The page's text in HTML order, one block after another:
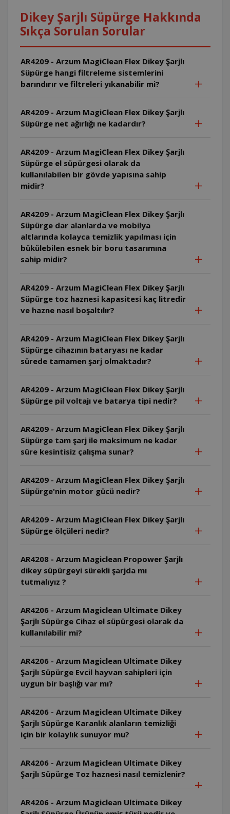
Dikey Şarjlı Süpürge Hakkında
Sıkça Sorulan Sorular
AR4209 - Arzum MagiClean Flex Dikey Şarjlı
Süpürge hangi filtreleme sistemlerini
barındırır ve filtreleri yıkanabilir mi?
AR4209 - Arzum MagiClean Flex Dikey Şarjlı
Süpürge net ağırlığı ne kadardır?
AR4209 - Arzum MagiClean Flex Dikey Şarjlı
Süpürge el süpürgesi olarak da
kullanılabilen bir gövde yapısına sahip
midir?
AR4209 - Arzum MagiClean Flex Dikey Şarjlı
Süpürge dar alanlarda ve mobilya
altlarında kolayca temizlik yapılması için
bükülebilen esnek bir boru tasarımına
sahip midir?
AR4209 - Arzum MagiClean Flex Dikey Şarjlı
Süpürge toz haznesi kapasitesi kaç litredir
ve hazne nasıl boşaltılır?
AR4209 - Arzum MagiClean Flex Dikey Şarjlı
Süpürge cihazının bataryası ne kadar
sürede tamamen şarj olmaktadır?
AR4209 - Arzum MagiClean Flex Dikey Şarjlı
Süpürge pil voltajı ve batarya tipi nedir?
AR4209 - Arzum MagiClean Flex Dikey Şarjlı
Süpürge tam şarj ile maksimum ne kadar
süre kesintisiz çalışma sunar?
AR4209 - Arzum MagiClean Flex Dikey Şarjlı
Süpürge'nin motor gücü nedir?
AR4209 - Arzum MagiClean Flex Dikey Şarjlı
Süpürge ölçüleri nedir?
AR4208 - Arzum Magiclean Propower Şarjlı
dikey süpürgeyi sürekli şarjda mı
tutmalıyız ?
AR4206 - Arzum Magiclean Ultimate Dikey
Şarjlı Süpürge Cihaz el süpürgesi olarak da
kullanılabilir mi?
AR4206 - Arzum Magiclean Ultimate Dikey
Şarjlı Süpürge Evcil hayvan sahipleri için
uygun bir başlığı var mı?
AR4206 - Arzum Magiclean Ultimate Dikey
Şarjlı Süpürge Karanlık alanların temizliği
için bir kolaylık sunuyor mu?
AR4206 - Arzum Magiclean Ultimate Dikey
Şarjlı Süpürge Toz haznesi nasıl temizlenir?
AR4206 - Arzum Magiclean Ultimate Dikey